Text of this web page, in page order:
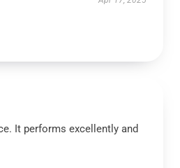
It performs excellently and